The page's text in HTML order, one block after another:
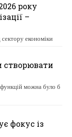
року
–
економіки
створювати
можна було б
фокус із